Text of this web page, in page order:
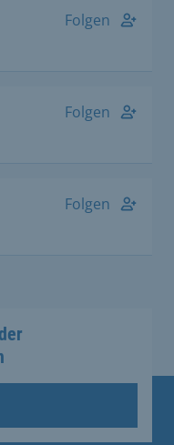
Folgen
Folgen
Folgen